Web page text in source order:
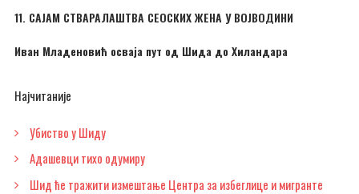
11. САЈАМ СТВАРАЛАШТВА СЕОСКИХ ЖЕНА У ВОЈВОДИНИ
Иван Младеновић осваја пут од Шида до Хиландара
Најчитаније
Убиство у Шиду
Адашевци тихо одумиру
Шид ће тражити измештање Центра за избеглице и мигранте